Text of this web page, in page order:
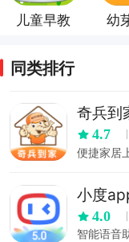
儿童早教
幼
同类排行
奇兵到
4.7
便捷家居
小度
4.0
智能语音